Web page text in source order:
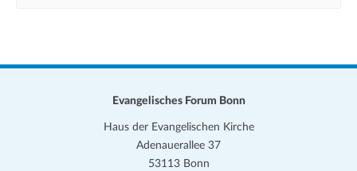
Evangelisches Forum Bonn
Haus der Evangelischen Kirche
Adenauerallee 37
53113 Bonn